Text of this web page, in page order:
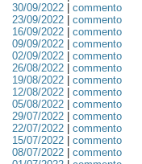
30/09/2022| commento
23/09/2022| commento
16/09/2022| commento
09/09/2022| commento
02/09/2022| commento
26/08/2022| commento
19/08/2022| commento
12/08/2022| commento
05/08/2022| commento
29/07/2022| commento
22/07/2022| commento
15/07/2022| commento
08/07/2022| commento